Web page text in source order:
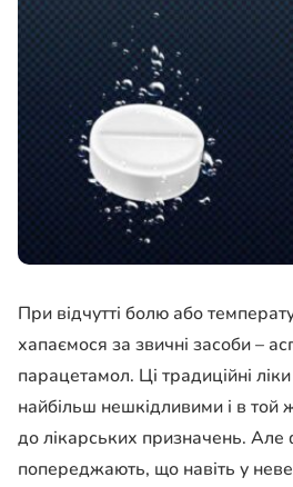
При відчутті болю або
хапаємося за звичні засоби –
парацетамол. Ці традиційні
найбільш нешкідливими і в
до лікарських призначень. Але
попереджають, що навіть у